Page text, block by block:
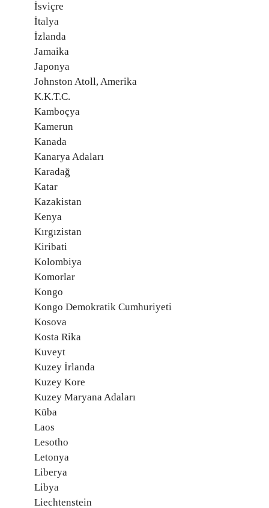
İsviçre
İtalya
İzlanda
Jamaika
Japonya
Johnston Atoll, Amerika
K.K.T.C.
Kamboçya
Kamerun
Kanada
Kanarya Adaları
Karadağ
Katar
Kazakistan
Kenya
Kırgızistan
Kiribati
Kolombiya
Komorlar
Kongo
Kongo Demokratik Cumhuriyeti
Kosova
Kosta Rika
Kuveyt
Kuzey İrlanda
Kuzey Kore
Kuzey Maryana Adaları
Küba
Laos
Lesotho
Letonya
Liberya
Libya
Liechtenstein